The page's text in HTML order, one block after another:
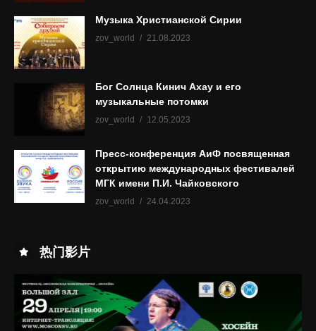
Музыка Христианской Сирии
zov_world 21.08.2023
Бог Солнца Кинич Ахау и его
музыкальные потомки
zov_world 12.05.2023
Пресс-конференция АиФ посвященная
открытию международных фестивалей
МГК имени П.И. Чайковского
zov_world 24.04.2023
热门影片